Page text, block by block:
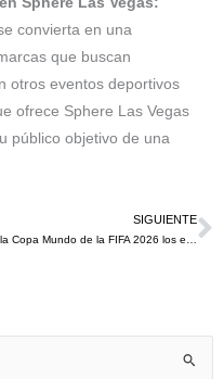
convierta en una
que buscan
otros eventos deportivos
ofrece Sphere Las Vegas
público objetivo de una
SIGUIENTE